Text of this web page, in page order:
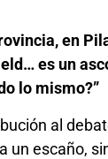
en
es un
lo mismo?”
al
un escaño,